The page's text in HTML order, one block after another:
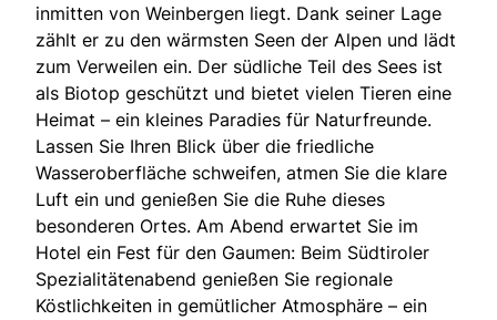
inmitten von Weinbergen liegt. Dank seiner Lage
zählt er zu den wärmsten Seen der Alpen und lädt
zum Verweilen ein. Der südliche Teil des Sees ist
als Biotop geschützt und bietet vielen Tieren eine
Heimat – ein kleines Paradies für Naturfreunde.
Lassen Sie Ihren Blick über die friedliche
Wasseroberfläche schweifen, atmen Sie die klare
Luft ein und genießen Sie die Ruhe dieses
besonderen Ortes. Am Abend erwartet Sie im
Hotel ein Fest für den Gaumen: Beim Südtiroler
Spezialitätenabend genießen Sie regionale
Köstlichkeiten in gemütlicher Atmosphäre – ein